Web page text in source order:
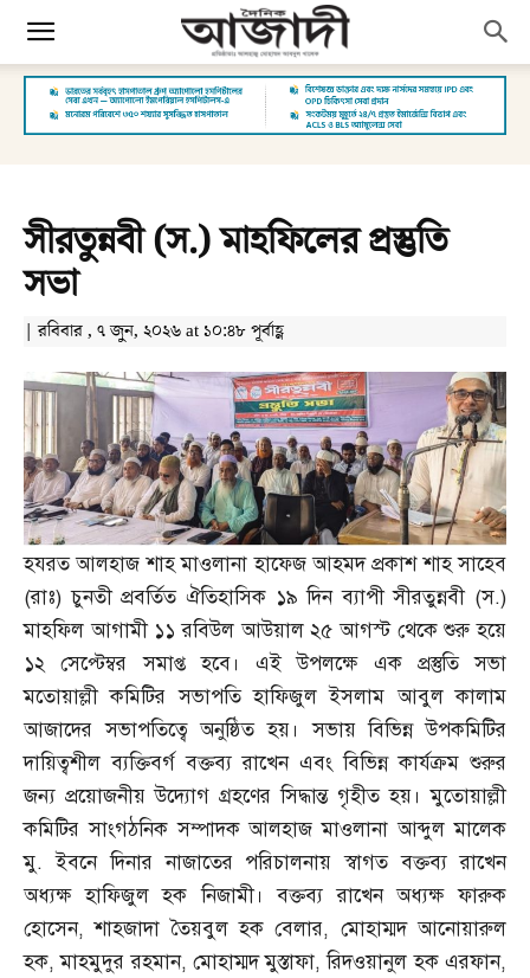
সীরতুন্নবী (স.) মাহফিলের প্রস্তুতি
সভা
| রবিবার , ৭ জুন, ২০২৬ at ১০:৪৮ পূর্বাহ্ণ
হযরত আলহাজ শাহ মাওলানা হাফেজ আহমদ প্রকাশ শাহ সাহেব
(রাঃ)চুনতী প্রবর্তিত ঐতিহাসিক ১৯ দিন ব্যাপী সীরতুন্নবী (স.)
মাহফিল আগামী ১১ রবিউল আউয়াল ২৫ আগস্ট থেকে শুরু হয়ে
১২ সেপ্টেম্বর সমাপ্ত হবে। এই উপলক্ষে এক প্রস্তুতি সভা
মতোয়াল্লী কমিটির সভাপতি হাফিজুল ইসলাম আবুল কালাম
আজাদের সভাপতিত্বে অনুষ্ঠিত হয়। সভায় বিভিন্ন উপকমিটির
দায়িত্বশীল ব্যক্তিবর্গ বক্তব্য রাখেন এবং বিভিন্ন কার্যক্রম শুরুর
জন্য প্রয়োজনীয় উদ্যোগ গ্রহণের সিদ্ধান্ত গৃহীত হয়। মুতোয়াল্লী
কমিটির সাংগঠনিক সম্পাদক আলহাজ মাওলানা আব্দুল মালেক
মু.ইবনে দিনার নাজাতের পরিচালনায় স্বাগত বক্তব্য রাখেন
অধ্যক্ষ হাফিজুল হক নিজামী। বক্তব্য রাখেন অধ্যক্ষ ফারুক
হোসেন,শাহজাদা তৈয়বুল হক বেলার, মোহাম্মদ আনোয়ারুল
হক,মাহমুদুর রহমান, মোহাম্মদ মুস্তাফা,রিদওয়ানুল হক এরফান,